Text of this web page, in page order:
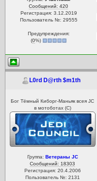
Сообщений: 420
Регистрация: 3.12.2019
Пользователь №: 29555
Предупреждения:
(0%)
L0rd D@rth $m1th
Бог Тёмный Киборг-Маньяк всея JC
в мотоботах (С)
Группа: Ветераны JC
Сообщений: 18303
Регистрация: 20.4.2006
Пользователь №: 2131